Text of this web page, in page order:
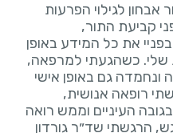
אבחון לגילוי הפרעות
קביעת התור,
את כל המידע באופן
שלי. כשהגעתי למרפאה,
גם באופן אישי
רופאה אנושית,
העיניים וממש רואה
הרגשתי שד״ר גורדון